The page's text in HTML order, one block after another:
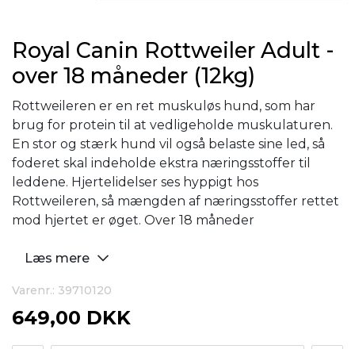
Royal Canin Rottweiler Adult -
over 18 måneder (12kg)
Rottweileren er en ret muskuløs hund, som har
brug for protein til at vedligeholde muskulaturen.
En stor og stærk hund vil også belaste sine led, så
foderet skal indeholde ekstra næringsstoffer til
leddene. Hjertelidelser ses hyppigt hos
Rottweileren, så mængden af næringsstoffer rettet
mod hjertet er øget. Over 18 måneder
Læs mere
Varenr.: 39710120
649,00 DKK